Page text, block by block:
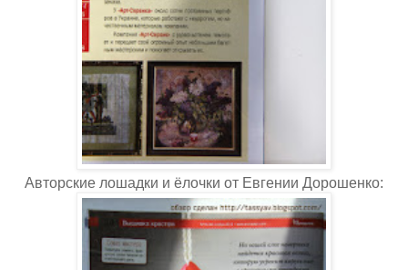
Авторские лошадки и ёлочки от Евгении Дорошенко: